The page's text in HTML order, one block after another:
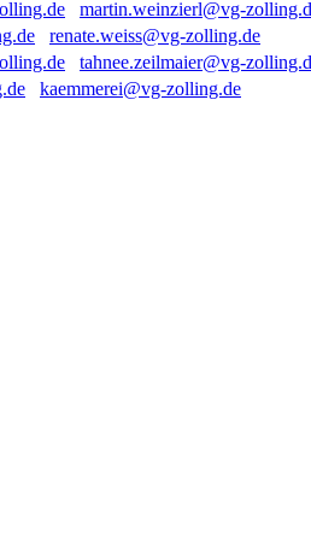
martin.weinzierl@vg-
renate.weiss@vg-zolling.de
tahnee.zeilmaier@vg-
kaemmerei@vg-zolling.de